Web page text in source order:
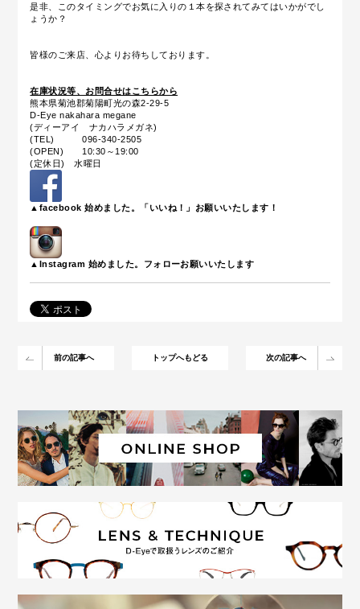
是非、このタイミングでお気に入りの１本を探されてみてはいかがでし
ょうか？
皆様のご来店、心よりお待ちしております。
在庫状況等、お問合せはこちらから
熊本県菊池郡菊陽町光の森2-29-5
D-Eye nakahara megane
(ディーアイ ナカハラメガネ)
(TEL) 096-340-2505
(OPEN) 10:30～19:00
(定休日) 水曜日
▲facebook 始めました。「いいね！」お願いいたします！
▲Instagram 始めました。フォローお願いいたします
前の記事へ トップへもどる 次の記事へ